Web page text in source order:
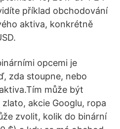
příklad obchodování
aktiva, konkrétně
opcemi je
zda stoupne, nebo
může být
zlato, akcie Googlu, ropa
zvolit, kolik do binární